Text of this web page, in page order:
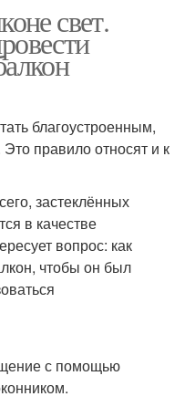
свет.
благоустроенным,
правило относят и к
застеклённых
в качестве
вопрос: как
чтобы он был
с помощью